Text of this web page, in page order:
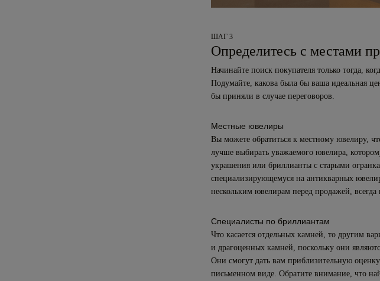
ШАГ 3
Определитесь с местами
Начинайте поиск покупателя только тогда,
Подумайте, какова была бы ваша идеальная
бы приняли в случае переговоров.
Местные ювелиры
Вы можете обратиться к местному ювелиру,
лучше выбирать уважаемого ювелира,
украшения или бриллианты с старыми
специализирующемуся на антикварных
нескольким ювелирам перед продажей,
Специалисты по бриллиантам
Что касается отдельных камней, то другим
и драгоценных камней, поскольку они
Они смогут дать вам приблизительную
письменном виде. Обратите внимание, что